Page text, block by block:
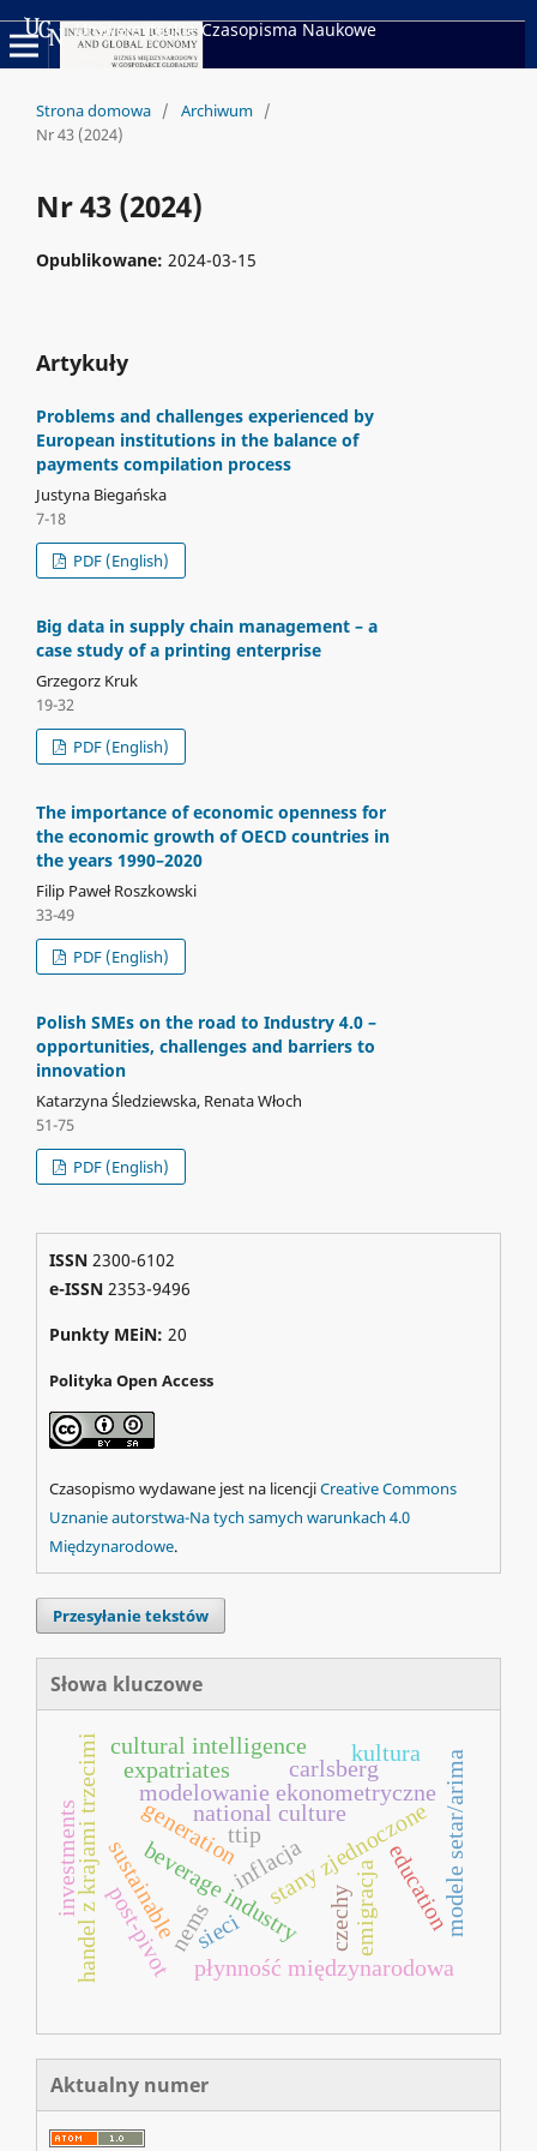
Uniwersyteckie Czasopisma Naukowe
Strona domowa / Archiwum /
Nr 43 (2024)
Nr 43 (2024)
Opublikowane: 2024-03-15
Artykuły
Problems and challenges experienced by
European institutions in the balance of
payments compilation process
Justyna Biegańska
7-18
PDF (English)
Big data in supply chain management – a
case study of a printing enterprise
Grzegorz Kruk
19-32
PDF (English)
The importance of economic openness for
the economic growth of OECD countries in
the years 1990–2020
Filip Paweł Roszkowski
33-49
PDF (English)
Polish SMEs on the road to Industry 4.0 –
opportunities, challenges and barriers to
innovation
Katarzyna Śledziewska, Renata Włoch
51-75
PDF (English)
ISSN 2300-6102
e-ISSN 2353-9496
Punkty MEiN: 20
Polityka Open Access
Czasopismo wydawane jest na licencjiCreative Commons
Uznanie autorstwa-Na tych samych warunkach 4.0
Międzynarodowe.
Przesyłanie tekstów
Słowa kluczowe
nems
płynność międzynarodowa
stany zjednoczone
ttip
emigracja
modelowanie ekonometryczne modele setar/arima
handel z krajami trzecimi beverage industry
carlsberg
national culture
sustainable
investments generationinflacja
cultural intelligence
sieci education
czechy
expatriates
post-pivot
kultura
Aktualny numer